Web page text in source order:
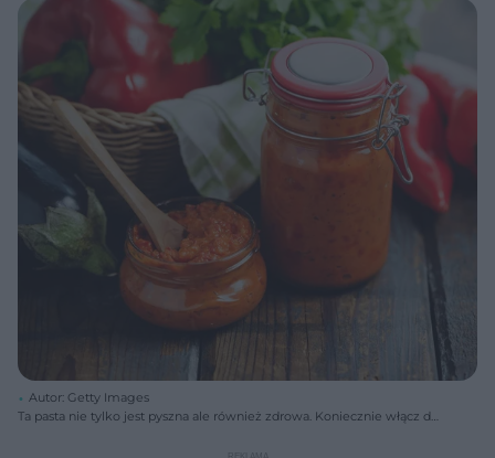
Autor: Getty Images
Ta pasta nie tylko jest pyszna ale również zdrowa. Koniecznie włącz do